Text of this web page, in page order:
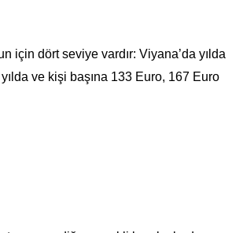
için dört seviye vardır: Viyana’da yılda
ve kişi başına 133 Euro, 167 Euro